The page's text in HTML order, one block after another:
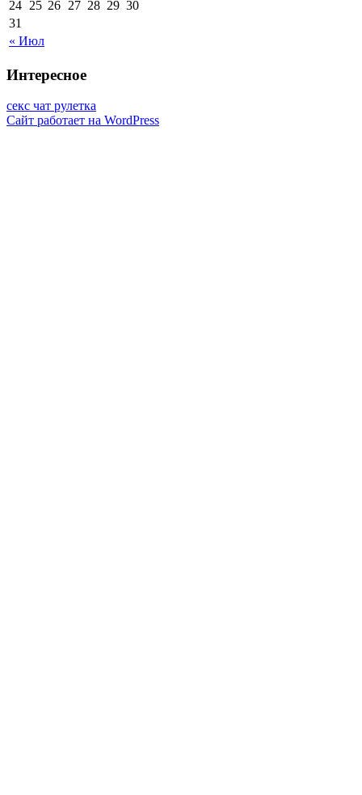
« Июл
24 25 26 27 28 29 30
31
Интересное
секс чат рулетка
Сайт работает на WordPress